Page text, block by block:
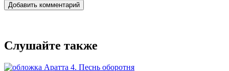
Добавить комментарий
Слушайте также